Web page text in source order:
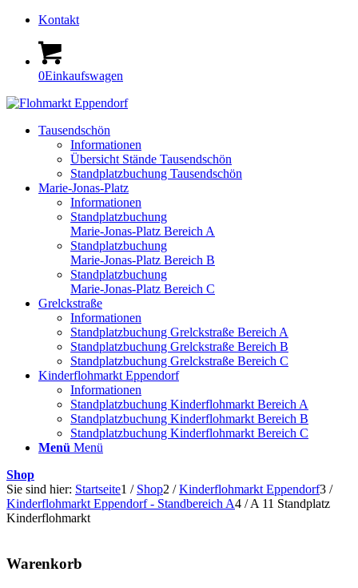
Kontakt
0Einkaufswagen
Tausendschön
Informationen
Übersicht Stände Tausendschön
Standplatzbuchung Tausendschön
Marie-Jonas-Platz
Informationen
Standplatzbuchung
Marie-Jonas-Platz Bereich A
Standplatzbuchung
Marie-Jonas-Platz Bereich B
Standplatzbuchung
Marie-Jonas-Platz Bereich C
Grelckstraße
Informationen
Standplatzbuchung Grelckstraße Bereich A
Standplatzbuchung Grelckstraße Bereich B
Standplatzbuchung Grelckstraße Bereich C
Kinderflohmarkt Eppendorf
Informationen
Standplatzbuchung Kinderflohmarkt Bereich A
Standplatzbuchung Kinderflohmarkt Bereich B
Standplatzbuchung Kinderflohmarkt Bereich C
Menü Menü
Shop
Sie sind hier: Startseite1 / Shop2 / Kinderflohmarkt Eppendorf3 /
Kinderflohmarkt Eppendorf - Standbereich A4 / A 11 Standplatz
Kinderflohmarkt
Warenkorb